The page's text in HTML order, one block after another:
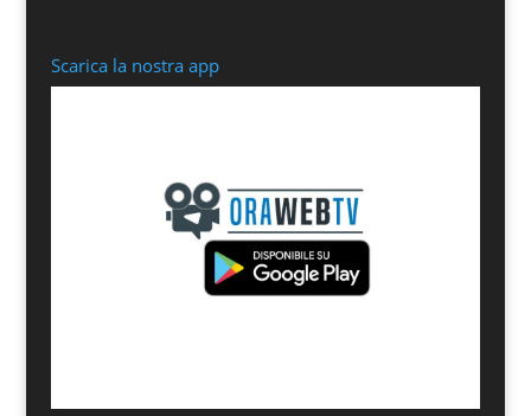
Scarica la nostra app